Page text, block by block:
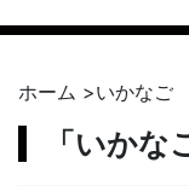
ホーム >いかなご
「いか